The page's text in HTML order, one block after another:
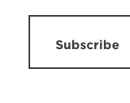
Subscribe